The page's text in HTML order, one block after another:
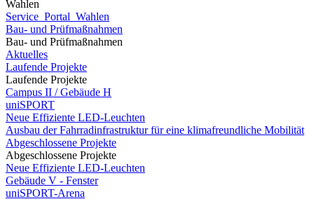
Wahlen
Service_Portal_Wahlen
Bau- und Prüfmaßnahmen
Bau- und Prüfmaßnahmen
Aktuelles
Laufende Projekte
Laufende Projekte
Campus II / Gebäude H
uniSPORT
Neue Effiziente LED-Leuchten
Ausbau der Fahrradinfrastruktur für eine klimafreundliche Mobilität
Abgeschlossene Projekte
Abgeschlossene Projekte
Neue Effiziente LED-Leuchten
Gebäude V - Fenster
uniSPORT-Arena